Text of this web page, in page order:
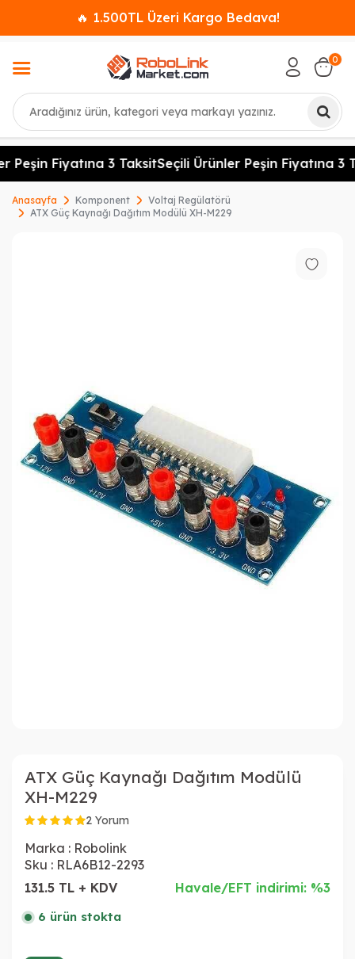
🔥 1.500TL Üzeri Kargo Bedava!
Ara
0
Peşin Fiyatına 3 TaksitSeçili Ürünler Peşin Fiyatına 3
Anasayfa Komponent
Voltaj Regülatörü
ATX Güç Kaynağı Dağıtım Modülü XH-M229
ATX Güç Kaynağı Dağıtım Modülü
XH-M229
2 Yorum
Marka : Robolink
Sku : RLA6B12-2293
131.5 TL + KDV
Havale/EFT indirimi: %3
6 ürün stokta